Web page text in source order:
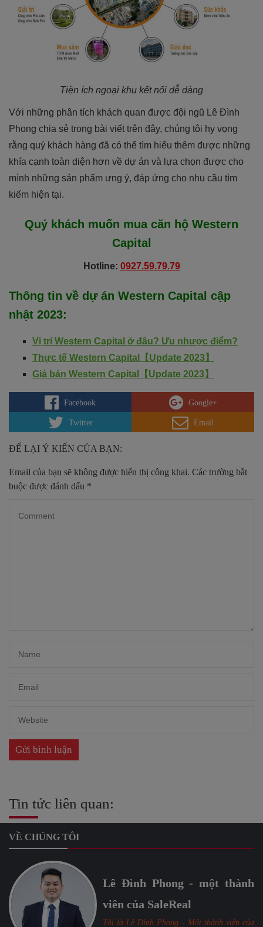
Tiện ích ngoại khu kết nối dễ dàng
Với những phân tích khách quan được đội ngũ Lê Đình
Phong chia sẻ trong bài viết trên đây, chúng tôi hy vọng
rằng quý khách hàng đã có thể tìm hiểu thêm được những
khía cạnh toàn diện hơn về dự án và lựa chọn được cho
mình những sản phẩm ưng ý, đáp ứng cho nhu cầu tìm
kiếm hiện tại.
Quý khách muốn mua căn hộ Western
Capital
Hotline: 0927.59.79.79
Thông tin về dự án Western Capital cập
nhật 2023:
Vị trí Western Capital ở đâu? Ưu nhược điểm?
Thực tế Western Capital【Update 2023】
Giá bán Western Capital【Update 2023】
Facebook Google+
Twitter Email
ĐỂ LẠI Ý KIẾN CỦA BẠN:
Email của bạn sẽ không được hiển thị công khai. Các trường bắt
buộc được đánh dấu *
Tin tức liên quan:
VỀ CHÚNG TÔI
Lê Đình Phong - một thành
viên của SaleReal
Tôi là Lê Đình Phong - Một thành viên của